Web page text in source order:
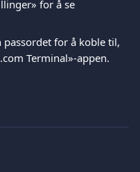
for å se
for å koble til,
Terminal»-appen.